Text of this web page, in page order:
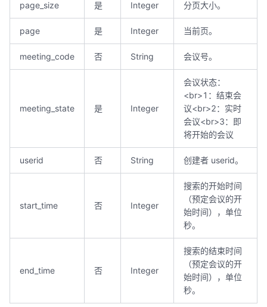
page_size 是 Integer 分页大小。
page 是 Integer 当前页。
meeting_code 否 String 会议号。
meeting_state 是 Integer
会议状态：
<br>1：结束会
议<br>2：实时
会议<br>3：即
将开始的会议
userid 否 String 创建者 userid。
start_time 否 Integer
搜索的开始时间
（预定会议的开
始时间），单位
秒。
end_time 否 Integer
搜索的结束时间
（预定会议的开
始时间），单位
秒。